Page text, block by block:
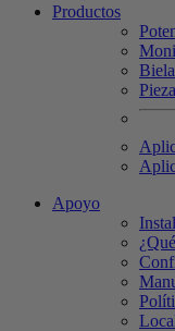
Productos
Apoyo